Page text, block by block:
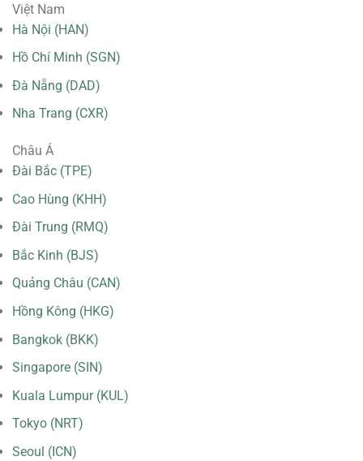
Việt Nam
Hà Nội (HAN)
Hồ Chí Minh (SGN)
Đà Nẵng (DAD)
Nha Trang (CXR)
Châu Á
Đài Bắc (TPE)
Cao Hùng (KHH)
Đài Trung (RMQ)
Bắc Kinh (BJS)
Quảng Châu (CAN)
Hồng Kông (HKG)
Bangkok (BKK)
Singapore (SIN)
Kuala Lumpur (KUL)
Tokyo (NRT)
Seoul (ICN)